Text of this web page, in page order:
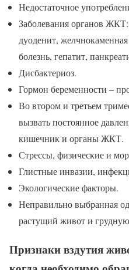
Недостаточное
Заболевания органов ЖКТ:
дуоденит, желчнокаменная
болезнь, гепатит,
Дисбактериоз.
Гормон беременности –
Во втором и третьем
вызвать постоянное
кишечник и органы ЖКТ.
Стрессы, физические и
Глистные инвазии,
Экологические факторы.
Неправильно выбранная
растущий живот и
Признаки вздутия